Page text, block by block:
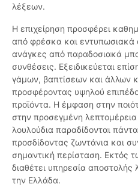
λέξεων.
Η επιχείρηση προσφέρει
από φρέσκα και εντυπωσιακά
ανάγκες από παραδοσιακά
συνθέσεις. Εξειδικεύεται
γάμων, βαπτίσεων και άλλων
προσφέροντας υψηλού
προϊόντα. Η έμφαση στην
στην προσεγμένη λεπτομέρεια
λουλούδια παραδίδονται
προσδίδοντας ζωντάνια και
σημαντική περίσταση. Εκτός
διαθέτει υπηρεσία
την Ελλάδα.